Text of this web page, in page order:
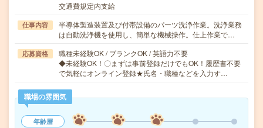
交通費規定内支給
仕事内容
半導体製造装置及び付帯設備のパーツ洗浄作業。洗浄業務
は自動洗浄機を使用し、簡単な機械操作。仕上作業で…
応募資格
職種未経験OK / ブランクOK / 英語力不要
◆未経験OK！〇まずは事前登録だけでもOK！履歴書不要
で気軽にオンライン登録★氏名・職種などを入力す…
職場の雰囲気
年齢層